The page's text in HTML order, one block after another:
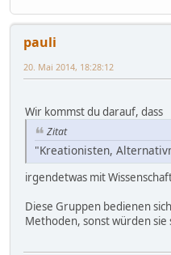
pauli
20. Mai 2014, 18:28:12
Wir kommst du darauf, dass
Zitat
"Kreationisten,
irgendetwas mit
Diese Gruppen bedienen
Methoden, sonst würden sie